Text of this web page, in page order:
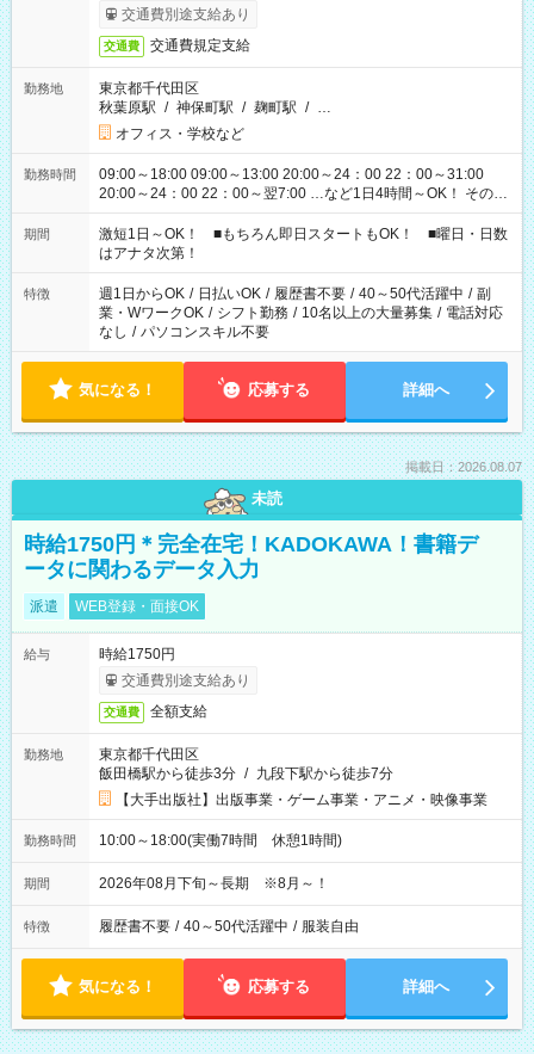
交通費別途支給あり
交通費 交通費規定支給
勤務地
東京都千代田区
秋葉原駅 / 神保町駅 / 麹町駅 / …
オフィス・学校など
勤務時間
09:00～18:00 09:00～13:00 20:00～24：00 22：00～31:00
20:00～24：00 22：00～翌7:00 …など1日4時間～OK！ その他
シフトもございます！ お気軽にご相談ください！
期間
激短1日～OK！ ■もちろん即日スタートもOK！ ■曜日・日数
はアナタ次第！
特徴 週1日からOK / 日払いOK / 履歴書不要 / 40～50代活躍中 / 副
業・WワークOK / シフト勤務 / 10名以上の大量募集 / 電話対応
なし / パソコンスキル不要
気になる！ 応募する 詳細へ
掲載日：2026.08.07
未読
時給1750円＊完全在宅！KADOKAWA！書籍デ
ータに関わるデータ入力
派遣 WEB登録・面接OK
給与
時給1750円
交通費別途支給あり
交通費 全額支給
勤務地
東京都千代田区
飯田橋駅から徒歩3分 / 九段下駅から徒歩7分
【大手出版社】出版事業・ゲーム事業・アニメ・映像事業
勤務時間 10:00～18:00(実働7時間 休憩1時間)
期間 2026年08月下旬～長期 ※8月～！
特徴 履歴書不要 / 40～50代活躍中 / 服装自由
気になる！ 応募する 詳細へ